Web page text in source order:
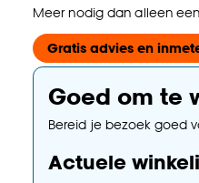
Meer nodig dan alleen
Gratis advies en
Goed om te
Bereid je bezoek goed
Actuele